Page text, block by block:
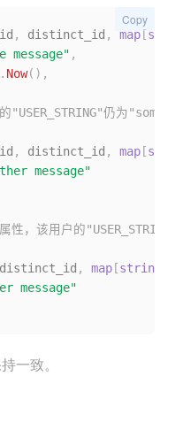
, distinct_id , map[
message" ,
. Now( ) ,
"USER_STRING"仍为"some
, distinct_id , map [
message"
性，该用户的
distinct_id , map [string
message"
Copy
一致。